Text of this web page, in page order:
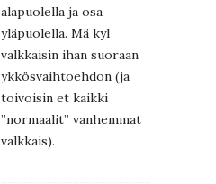
alapuolella ja osa
yläpuolella. Mä kyl
valkkaisin ihan suoraan
ykkösvaihtoehdon (ja
toivoisin et kaikki
”normaalit” vanhemmat
valkkais).